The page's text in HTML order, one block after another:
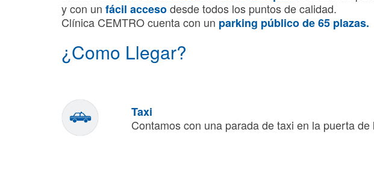
y con un fácil accesodesde todos los puntos de calidad.
Clínica CEMTRO cuenta con un parking público de 65 plazas.
¿Como Llegar?
Taxi
Contamos con una parada de taxi en la puerta de